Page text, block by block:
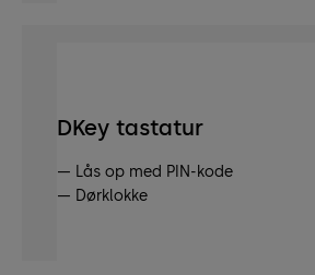
DKey tastatur
— Lås op med PIN-kode
— Dørklokke